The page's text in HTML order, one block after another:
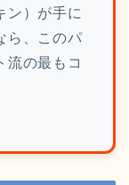
ン）が手に
ら、このパ
流の最もコ